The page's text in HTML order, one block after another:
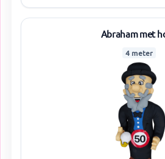
Abraham met
4 meter